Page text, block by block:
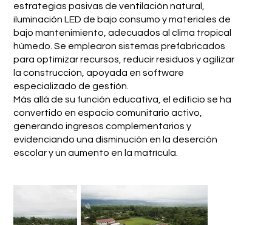
estrategias pasivas de ventilación natural,
iluminación LED de bajo consumo y materiales de
bajo mantenimiento, adecuados al clima tropical
húmedo. Se emplearon sistemas prefabricados
para optimizar recursos, reducir residuos y agilizar
la construcción, apoyada en software
especializado de gestión.
Más allá de su función educativa, el edificio se ha
convertido en espacio comunitario activo,
generando ingresos complementarios y
evidenciando una disminución en la deserción
escolar y un aumento en la matrícula.